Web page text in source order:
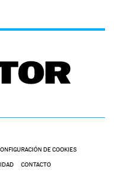
DE COOKIES
CONTACTO